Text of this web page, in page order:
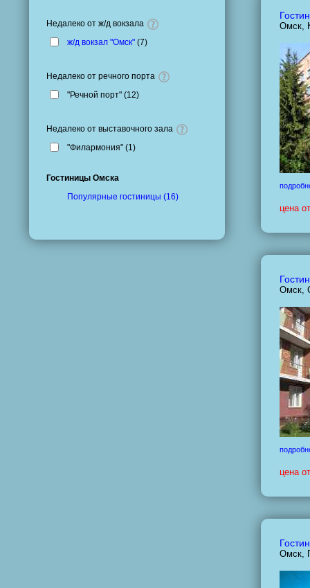
Недалеко от ж/д вокзала
ж/д вокзал "Омск" (7)
Недалеко от речного порта
"Речной порт" (12)
Недалеко от выставочного зала
"Филармония" (1 )
Гостиницы Омска
Популярные гостиницы (16)
Омск,
цена
Омск,
цена
Омск,